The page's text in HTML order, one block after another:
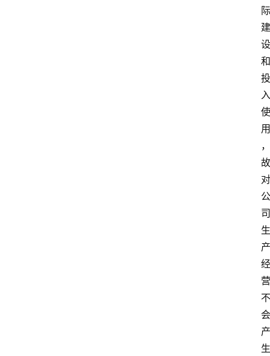
际
建
设
和
投
入
使
用
，
故
对
公
司
生
产
经
营
不
会
产
生